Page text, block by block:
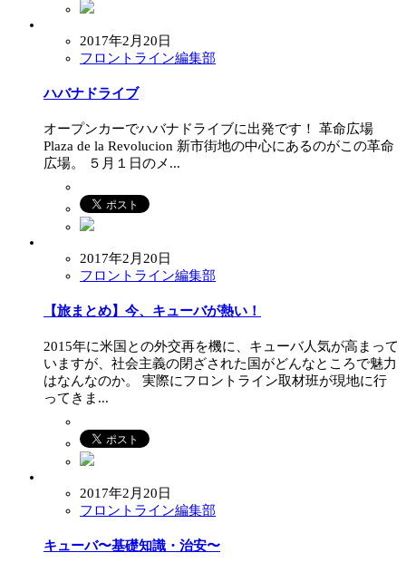
2017年2月20日
フロントライン編集部
ハバナドライブ
オープンカーでハバナドライブに出発です！ 革命広場
Plaza de la Revolucion 新市街地の中心にあるのがこの革命
広場。 ５月１日のメ...
2017年2月20日
フロントライン編集部
【旅まとめ】今、キューバが熱い！
2015年に米国との外交再を機に、キューバ人気が高まって
いますが、社会主義の閉ざされた国がどんなところで魅力
はなんなのか。 実際にフロントライン取材班が現地に行
ってきま...
2017年2月20日
フロントライン編集部
キューバ〜基礎知識・治安〜